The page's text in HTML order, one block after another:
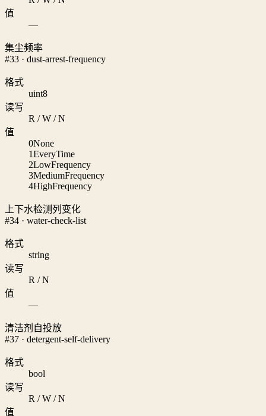
值
—
集尘频率
#33 · dust-arrest-frequency
格式
uint8
读写
R / W / N
值
0None
1EveryTime
2LowFrequency
3MediumFrequency
4HighFrequency
上下水检测列变化
#34 · water-check-list
格式
string
读写
R / N
值
—
清洁剂自投放
#37 · detergent-self-delivery
格式
bool
读写
R / W / N
值